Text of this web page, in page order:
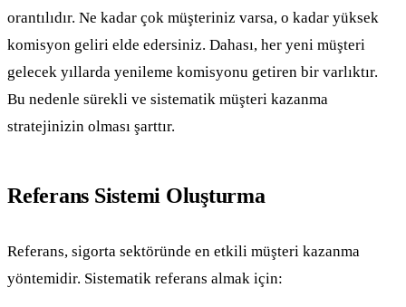
orantılıdır. Ne kadar çok müşteriniz varsa, o kadar yüksek
komisyon geliri elde edersiniz. Dahası, her yeni müşteri
gelecek yıllarda yenileme komisyonu getiren bir varlıktır.
Bu nedenle sürekli ve sistematik müşteri kazanma
stratejinizin olması şarttır.
Referans Sistemi Oluşturma
Referans, sigorta sektöründe en etkili müşteri kazanma
yöntemidir. Sistematik referans almak için: